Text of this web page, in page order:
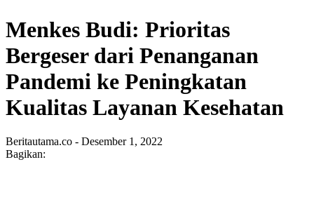
Menkes Budi: Prioritas
Bergeser dari Penanganan
Pandemi ke Peningkatan
Kualitas Layanan Kesehatan
Beritautama.co - Desember 1, 2022
Bagikan: